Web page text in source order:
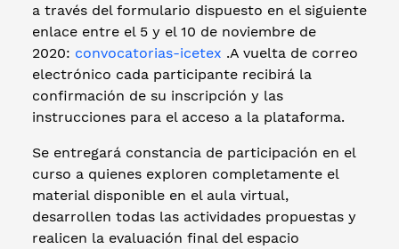
a través del formulario dispuesto en el siguiente
enlace entre el 5 y el 10 de noviembre de
2020: convocatorias-icetex .A vuelta de correo
electrónico cada participante recibirá la
confirmación de su inscripción y las
instrucciones para el acceso a la plataforma.
Se entregará constancia de participación en el
curso a quienes exploren completamente el
material disponible en el aula virtual,
desarrollen todas las actividades propuestas y
realicen la evaluación final del espacio